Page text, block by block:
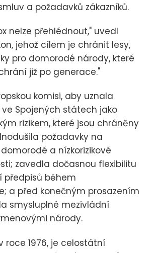
a požadavků zákazníků.
nelze přehlédnout," uvedl
jehož cílem je chránit lesy,
pro domorodé národy, které
již po generace."
komisi, aby uznala
Spojených státech jako
rizikem, které jsou chráněny
požadavky na
a nízkorizikové
zavedla dočasnou flexibilitu
předpisů během
a před konečným prosazením
smysluplné mezivládní
národy.
roce 1976, je celostátní